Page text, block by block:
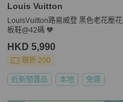
Louis Vuitton
LouisVuitton路易威登 黑色老花壓花
板鞋@42碼 🧡
HKD 5,990
現折 200
近新閒置品 本地 免運